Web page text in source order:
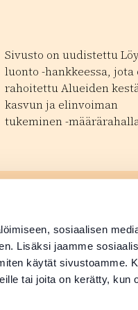
sosiaalisen
Lisäksi jaamme
käytät sivustoamme.
tai joita on kerätty, kun
Sivusto on uudistettu
luonto -hankkeessa, jota
rahoitettu Alueiden
kasvun ja elinvoiman
tukeminen -
Medialle